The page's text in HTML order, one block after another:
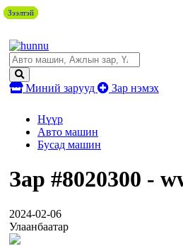
Миний зарууд Зар нэмэх
Нүүр
Авто машин
Бусад машин
Зар #8020300 -
2024-02-06
Улаанбаатар
Зээлтэй
Зээлтэй
Зээлтэй
Зээлтэй
Зээлтэй
Зээлтэй
Зээлтэй